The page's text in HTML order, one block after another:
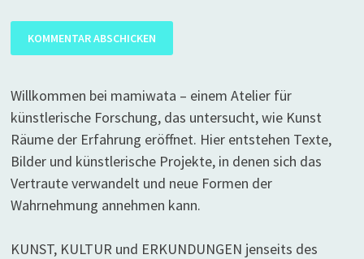
Willkommen bei mamiwata – einem Atelier für
künstlerische Forschung, das untersucht, wie Kunst
Räume der Erfahrung eröffnet. Hier entstehen Texte,
Bilder und künstlerische Projekte, in denen sich das
Vertraute verwandelt und neue Formen der
Wahrnehmung annehmen kann.
KUNST, KULTUR und ERKUNDUNGEN jenseits des